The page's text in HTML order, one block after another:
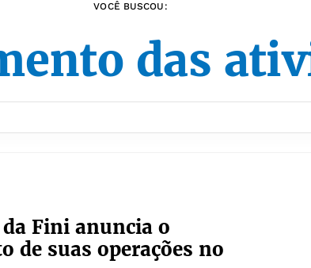
VOCÊ BUSCOU:
das
Fini anuncia o
de suas operações no